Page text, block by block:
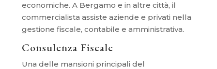
economiche. A Bergamo e in altre città, il
commercialista assiste aziende e privati nella
gestione fiscale, contabile e amministrativa.
Consulenza Fiscale
Una delle mansioni principali del